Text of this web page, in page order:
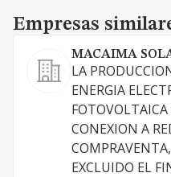
Empresas similares
Empresas
MACAIMA
LA
ENERGIA
FOTOVOLTAICA
CONEXION A
EXCLUIDO EL